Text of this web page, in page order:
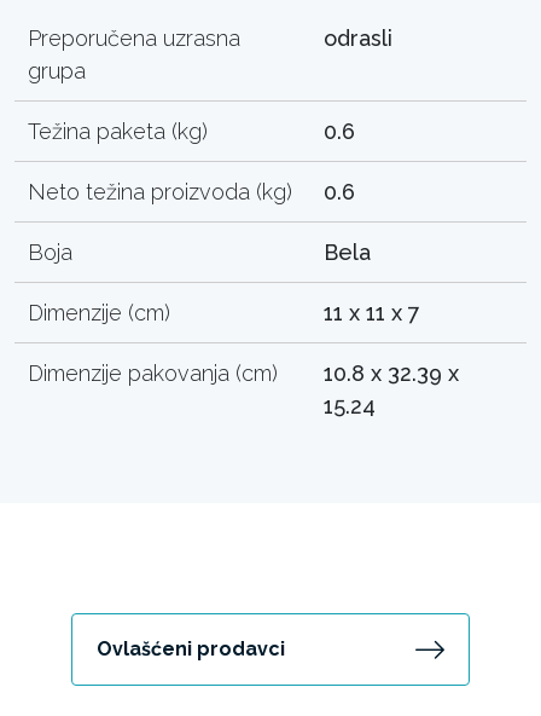
Preporučena uzrasna
grupa
odrasli
Težina paketa (kg) 0.6
Neto težina proizvoda (kg) 0.6
Boja Bela
Dimenzije (cm) 11 x 11 x 7
Dimenzije pakovanja (cm)
10.8 x 32.39 x
15.24
Ovlašćeni prodavci